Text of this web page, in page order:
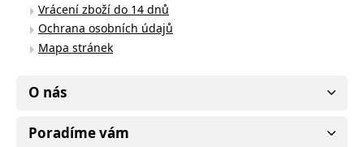
Vrácení zboží do 14 dnů
Ochrana osobních údajů
Mapa stránek
O nás
Poradíme vám